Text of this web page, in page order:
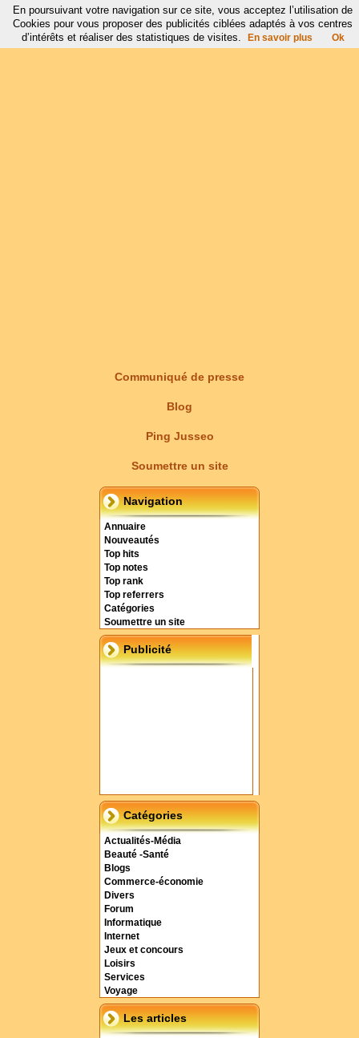
Communiqué de presse
Blog
Ping Jusseo
Soumettre un site
Navigation
Annuaire
Nouveautés
Top hits
Top notes
Top rank
Top referrers
Catégories
Soumettre un site
Publicité
Catégories
Actualités-Média
Beauté -Santé
Blogs
Commerce-économie
Divers
Forum
Informatique
Internet
Jeux et concours
Loisirs
Services
Voyage
Les articles
En poursuivant votre navigation sur ce site, vous acceptez l’utilisation de
Cookies pour vous proposer des publicités ciblées adaptés à vos centres
d’intérêts et réaliser des statistiques de visites.
En savoir plus Ok